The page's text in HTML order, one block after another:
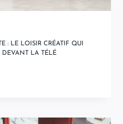
: LE LOISIR CRÉATIF QUI
DEVANT LA TÉLÉ